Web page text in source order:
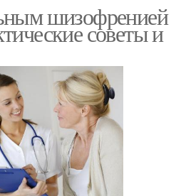
шизофренией
советы и